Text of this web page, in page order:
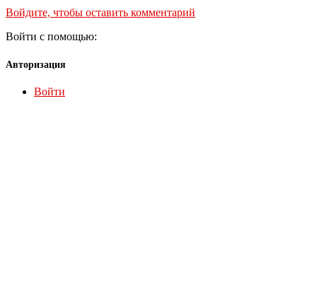
Войдите, чтобы оставить комментарий
Войти с помощью:
Авторизация
Войти